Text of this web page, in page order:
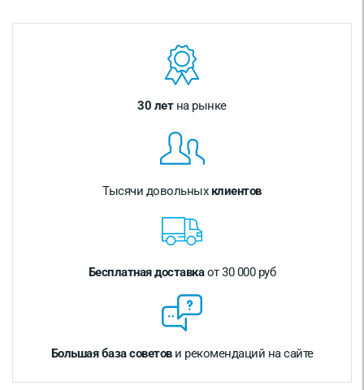
30 летна рынке
Тысячи довольных клиентов
Бесплатная доставкаот 30 000 руб
Большая база советови рекомендаций на сайте